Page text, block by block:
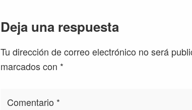
Interacciones
con
los
Deja una respuesta
Tu dirección de correo electrónico no será
marcados con *